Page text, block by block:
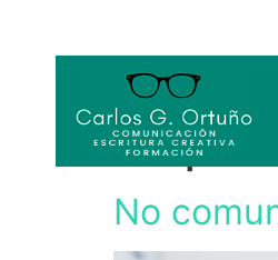
No